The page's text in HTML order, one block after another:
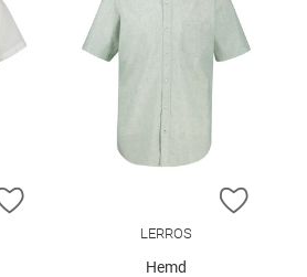
ZUR WUNSCHLISTE HINZUFÜGEN
ZUR
LERROS
Hemd